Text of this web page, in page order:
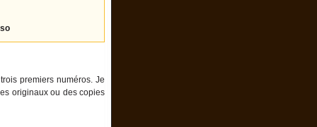
premiers numéros. Je
originaux ou des copies